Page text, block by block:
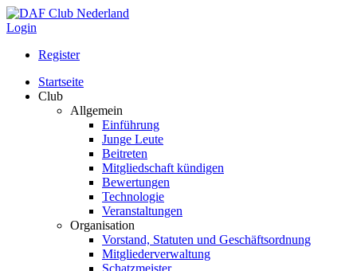
Login
Register
Startseite
Club
Allgemein
Einführung
Junge Leute
Beitreten
Mitgliedschaft kündigen
Bewertungen
Technologie
Veranstaltungen
Organisation
Vorstand, Statuten und Geschäftsordnung
Mitgliederverwaltung
Schatzmeister